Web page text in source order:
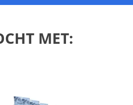
MET: